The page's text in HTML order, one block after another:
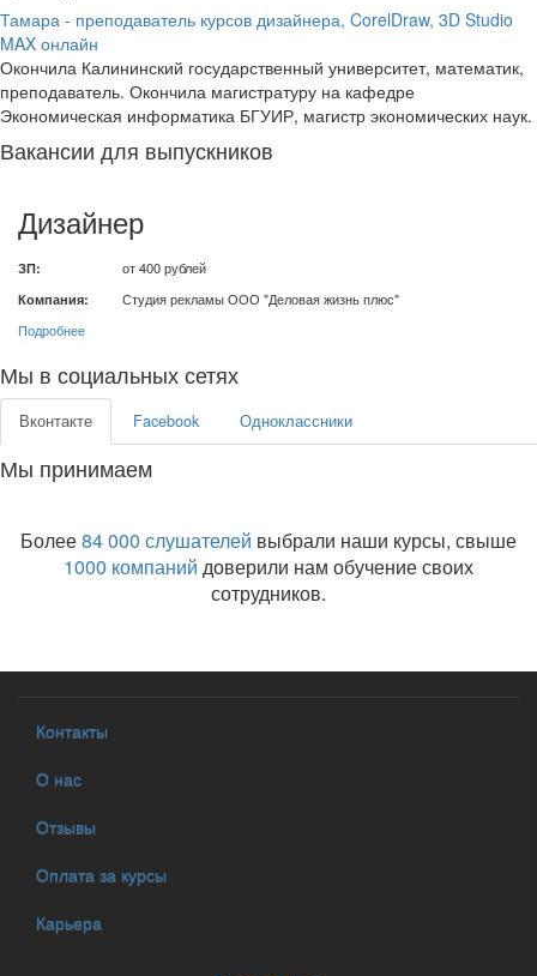
Тамара - преподаватель курсов дизайнера, CorelDraw, 3D Studio
MAX онлайн
Окончила Калининский государственный университет, математик,
преподаватель. Окончила магистратуру на кафедре
Экономическая информатика БГУИР, магистр экономических наук.
Вакансии для выпускников
Дизайнер
ЗП:
от 400 рублей
Компания:
Студия рекламы ООО "Деловая жизнь плюс"
Подробнее
Мы в социальных сетях
Вконтакте Facebook Одноклассники
Мы принимаем
Более84 000 слушателей выбрали наши курсы, свыше
1000 компаний доверили нам обучение своих
сотрудников.
Контакты
О нас
Отзывы
Оплата за курсы
Карьера